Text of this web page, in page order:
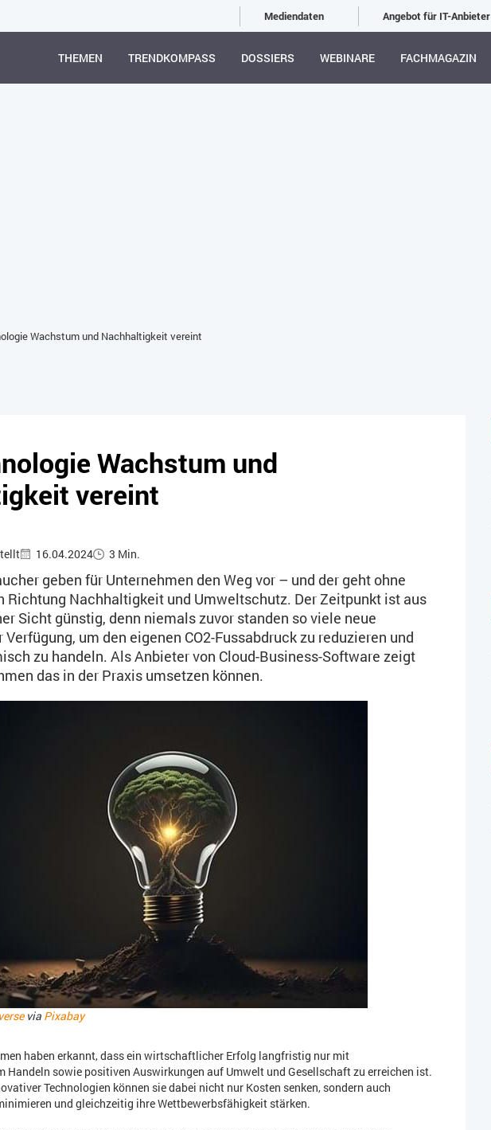
Mediendaten Angebot für IT-Anbieter
THEMEN TRENDKOMPASS DOSSIERS WEBINARE FACHMAGAZIN
Wachstum und Nachhaltigkeit vereint
Wachstum und
vereint
16.04.2024 3 Min.
geben für Unternehmen den Weg vor – und der geht ohne
Richtung Nachhaltigkeit und Umweltschutz. Der Zeitpunkt ist aus
Sicht günstig, denn niemals zuvor standen so viele neue
um den eigenen CO2-Fussabdruck zu reduzieren und
zu handeln. Als Anbieter von Cloud-Business-Software zeigt
das in der Praxis umsetzen können.
via Pixabay
haben erkannt, dass ein wirtschaftlicher Erfolg langfristig nur mit
Handeln sowie positiven Auswirkungen auf Umwelt und Gesellschaft zu erreichen ist.
Technologien können sie dabei nicht nur Kosten senken, sondern auch
und gleichzeitig ihre Wettbewerbsfähigkeit stärken.